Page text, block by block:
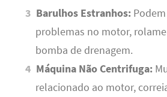
Barulhos Estranhos:
problemas no motor,
bomba de drenagem.
Máquina Não Centrifuga:
relacionado ao motor,